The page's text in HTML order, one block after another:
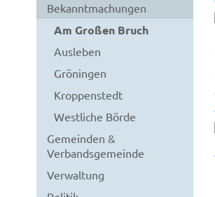
Bekanntmachungen
Am Großen Bruch
Ausleben
Gröningen
Kroppenstedt
Westliche Börde
Gemeinden &
Verbandsgemeinde
Verwaltung